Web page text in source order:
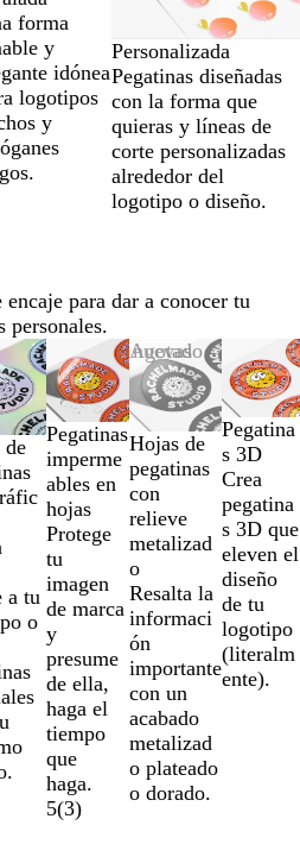
forma
y
idónea
logotipos
y
Personalizada
Pegatinas diseñadas
con la forma que
quieras y líneas de
corte personalizadas
alrededor del
logotipo o diseño.
para dar a conocer tu
personales.
nuevas
de
a tu
o
Opciones nuevas
Pegatinas
imperme
ables en
hojas
Protege
tu
imagen
de marca
y
presume
de ella,
haga el
tiempo
que
haga.
5(3)
Agotado
Hojas de
pegatinas
con
relieve
metalizad
o
Resalta la
informaci
ón
importante
con un
acabado
metalizad
o plateado
o dorado.
Pegatina
s 3D
Crea
pegatina
s 3D que
eleven el
diseño
de tu
logotipo
(literalm
ente).